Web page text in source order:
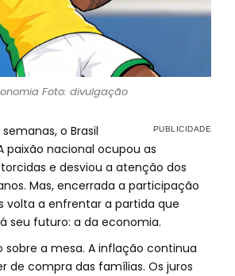
Foto: divulgação
o Brasil
paixão nacional ocupou as
e desviou a atenção dos
Mas, encerrada a participação
volta a enfrentar a partida que
seu futuro: a da economia.
sobre a mesa. A inflação continua
de compra das famílias. Os juros